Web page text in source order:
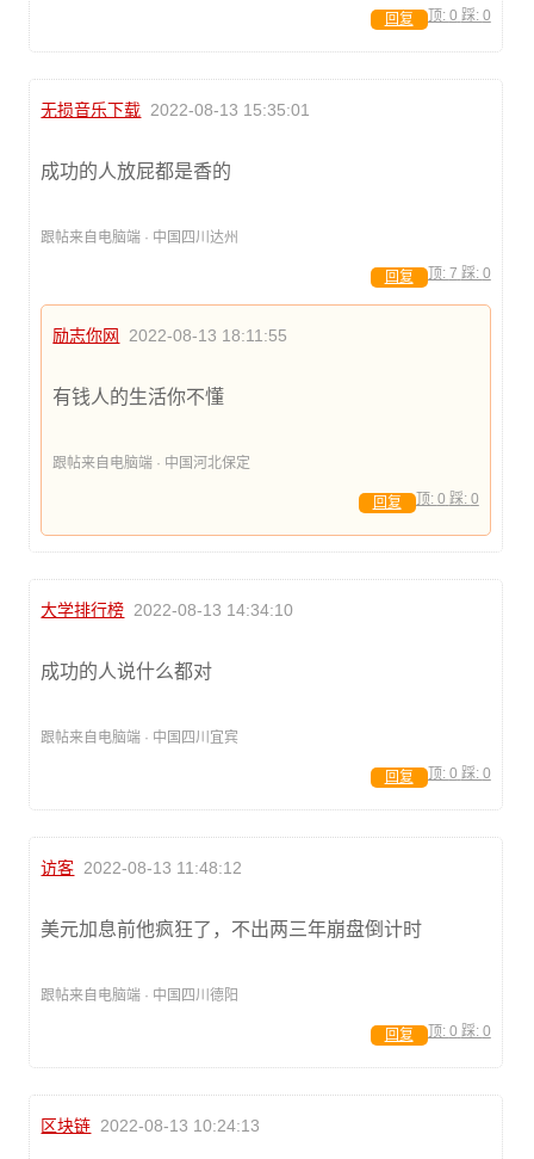
顶: 0 踩: 0
回复
无损音乐下载 2022-08-13 15:35:01
成功的人放屁都是香的
跟帖来自电脑端 · 中国四川达州
顶: 7 踩: 0
回复
励志你网 2022-08-13 18:11:55
有钱人的生活你不懂
跟帖来自电脑端 · 中国河北保定
顶: 0 踩: 0
回复
大学排行榜 2022-08-13 14:34:10
成功的人说什么都对
跟帖来自电脑端 · 中国四川宜宾
顶: 0 踩: 0
回复
访客 2022-08-13 11:48:12
美元加息前他疯狂了，不出两三年崩盘倒计时
跟帖来自电脑端 · 中国四川德阳
顶: 0 踩: 0
回复
区块链 2022-08-13 10:24:13